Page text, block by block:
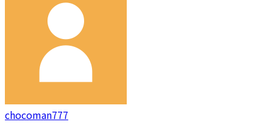
chocoman777